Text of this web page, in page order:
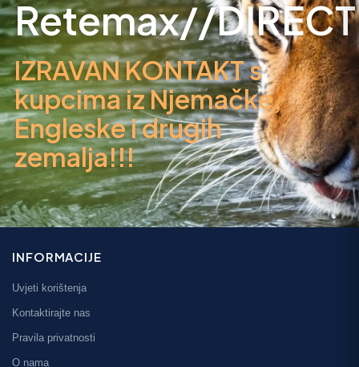
Retemax//DIRECT
IZRAVAN KONTAKT s
kupcima iz Njemačke,
Engleske i drugih
zemalja!!!
INFORMACIJE
Uvjeti korištenja
Kontaktirajte nas
Pravila privatnosti
O nama